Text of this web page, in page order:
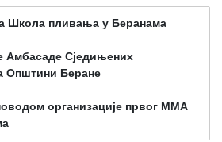
Школа пливања у Беранама
Амбасаде Сједињених
Општини Беране
организације првог ММА